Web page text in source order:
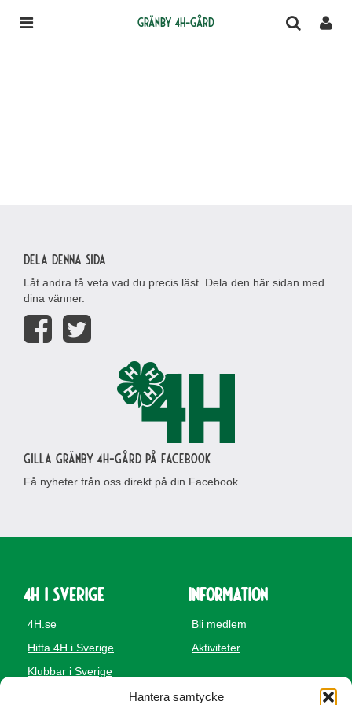
Hantera samtycke
Gränby 4H-gård
Dela denna sida
Låt andra få veta vad du precis läst. Dela den här sidan med
dina vänner.
Gilla Gränby 4H-gård på Facebook
Få nyheter från oss direkt på din Facebook.
4H i Sverige
4H.se
Hitta 4H i Sverige
Klubbar i Sverige
Information
Bli medlem
Aktiviteter